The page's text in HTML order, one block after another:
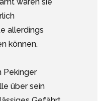
allerdings
können.
Pekinger
über sein